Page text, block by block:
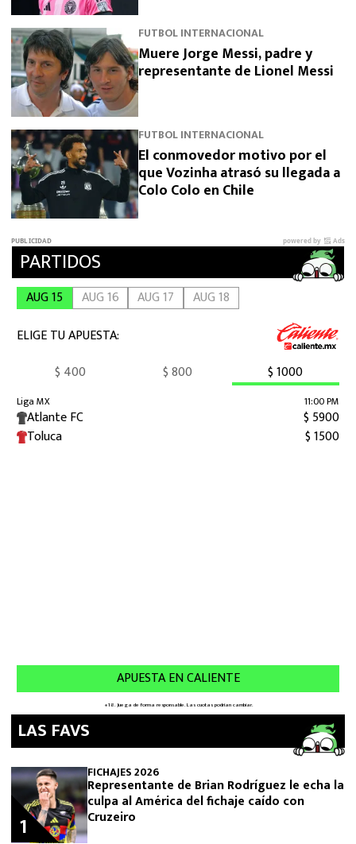
FUTBOL INTERNACIONAL
Muere Jorge Messi, padre y
representante de Lionel Messi
FUTBOL INTERNACIONAL
El conmovedor motivo por el
que Vozinha atrasó su llegada a
Colo Colo en Chile
LAS FAVS
FICHAJES 2026
Representante de Brian Rodríguez le echa la
culpa al América del fichaje caído con
Cruzeiro
1